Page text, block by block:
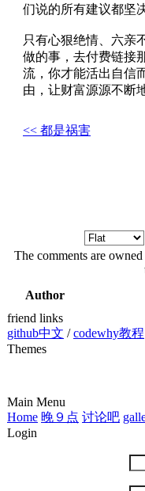
们说的所有建议都坚
只有心狠绝情、六亲
做的事，去付费链接
流，你才能活出自信
由，让财富源源不断
<< 都是祸害
The comments are
Author
friend links
github中文 /codewhy教程
Themes
Main Menu
Home 晚９点 讨论吧
Login